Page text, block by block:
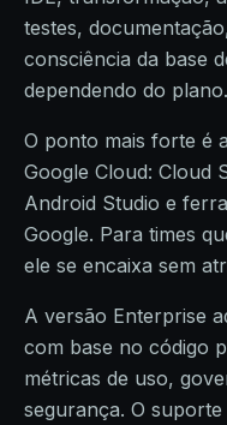
testes,
consciência da base
dependendo do plano.
O ponto mais forte é
Google Cloud: Cloud
Android Studio e
Google. Para times
ele se encaixa sem
A versão Enterprise
com base no código
métricas de uso,
segurança. O